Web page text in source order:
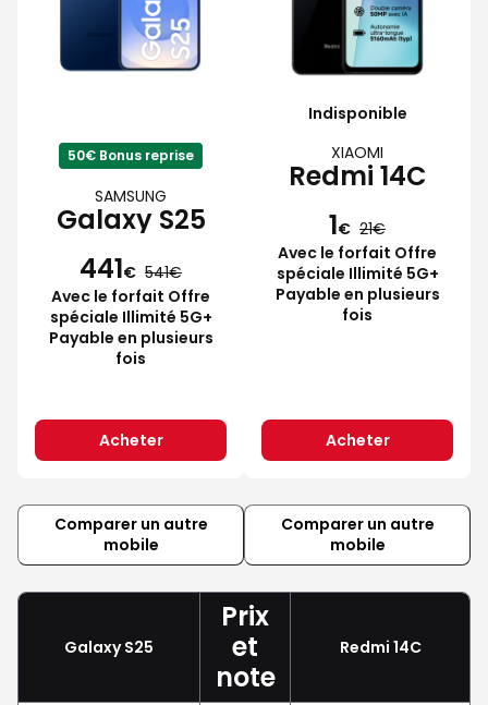
50€ Bonus reprise
SAMSUNG
Galaxy S25
441€ 541
Avec le forfait Offre
spéciale Illimité 5G+
Payable en plusieurs
fois
Acheter
Indisponible
XIAOMI
Redmi 14C
1€ 21
Avec le forfait Offre
spéciale Illimité 5G+
Payable en plusieurs
fois
Acheter
Comparer un autre
mobile
Comparer un autre
mobile
Galaxy S25
Prix
et
note
Redmi 14C